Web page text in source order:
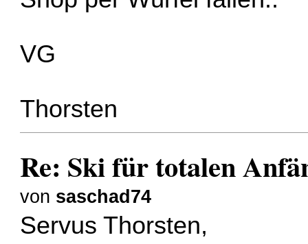
VG
Thorsten
Re: Ski für totalen
von saschad74
Servus Thorsten,